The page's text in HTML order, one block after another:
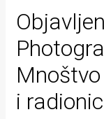
Književnost
Muzika
Film
Intervju
i